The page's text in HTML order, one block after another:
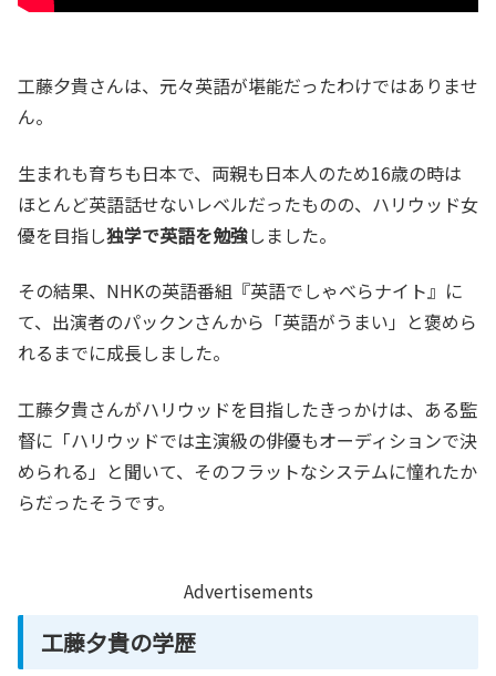
工藤夕貴さんは、元々英語が堪能だったわけではありませ
ん。
生まれも育ちも日本で、両親も日本人のため16歳の時は
ほとんど英語話せないレベルだったものの、ハリウッド女
優を目指し独学で英語を勉強しました。
その結果、NHKの英語番組『英語でしゃべらナイト』に
て、出演者のパックンさんから「英語がうまい」と褒めら
れるまでに成長しました。
工藤夕貴さんがハリウッドを目指したきっかけは、ある監
督に「ハリウッドでは主演級の俳優もオーディションで決
められる」と聞いて、そのフラットなシステムに憧れたか
らだったそうです。
Advertisements
工藤夕貴の学歴